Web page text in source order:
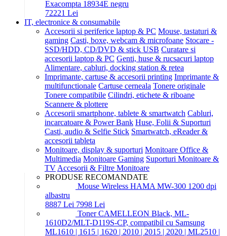
Exacompta 18934E negru
72221 Lei
IT, electronice & consumabile
Accesorii si periferice laptop & PC Mouse, tastaturi &
gaming Casti, boxe, webcam & microfoane Stocare -
SSD/HDD, CD/DVD & stick USB Curatare si
accesorii laptop & PC Genti, huse & rucsacuri laptop
Alimentare, cabluri, docking station & retea
Imprimante, cartuse & accesorii printing Imprimante &
multifunctionale Cartuse cerneala Tonere originale
Tonere compatibile Cilindri, etichete & riboane
Scannere & plottere
Accesorii smartphone, tablete & smartwatch Cabluri,
incarcatoare & Power Bank Huse, Folii & Suporturi
Casti, audio & Selfie Stick Smartwatch, eReader &
accesorii tableta
Monitoare, display & suporturi Monitoare Office &
Multimedia Monitoare Gaming Suporturi Monitoare &
TV Accesorii & Filtre Monitoare
PRODUSE RECOMANDATE
Mouse Wireless HAMA MW-300 1200 dpi
albastru
8887 Lei 7998 Lei
Toner CAMELLEON Black, ML-
1610D2/MLT-D119S-CP, compatibil cu Samsung
ML1610 | 1615 | 1620 | 2010 | 2015 | 2020 | ML2510 |